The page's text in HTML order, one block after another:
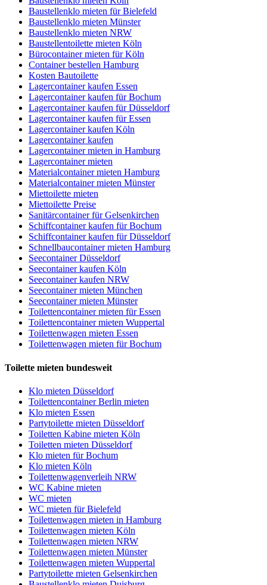
Baustellenklo mieten für Bielefeld
Baustellenklo mieten Münster
Baustellenklo mieten NRW
Baustellentoilette mieten Köln
Bürocontainer mieten für Köln
Container bestellen Hamburg
Kosten Bautoilette
Lagercontainer kaufen Essen
Lagercontainer kaufen für Bochum
Lagercontainer kaufen für Düsseldorf
Lagercontainer kaufen für Essen
Lagercontainer kaufen Köln
Lagercontainer kaufen
Lagercontainer mieten in Hamburg
Lagercontainer mieten
Materialcontainer mieten Hamburg
Materialcontainer mieten Münster
Miettoilette mieten
Miettoilette Preise
Sanitärcontainer für Gelsenkirchen
Schiffcontainer kaufen für Bochum
Schiffcontainer kaufen für Düsseldorf
Schnellbaucontainer mieten Hamburg
Seecontainer Düsseldorf
Seecontainer kaufen Köln
Seecontainer kaufen NRW
Seecontainer mieten München
Seecontainer mieten Münster
Toilettencontainer mieten für Essen
Toilettencontainer mieten Wuppertal
Toilettenwagen mieten Essen
Toilettenwagen mieten für Bochum
Toilette mieten bundesweit
Klo mieten Düsseldorf
Toilettencontainer Berlin mieten
Klo mieten Essen
Partytoilette mieten Düsseldorf
Toiletten Kabine mieten Köln
Toiletten mieten Düsseldorf
Klo mieten für Bochum
Klo mieten Köln
Toilettenwagenverleih NRW
WC Kabine mieten
WC mieten
WC mieten für Bielefeld
Toilettenwagen mieten in Hamburg
Toilettenwagen mieten Köln
Toilettenwagen mieten NRW
Toilettenwagen mieten Münster
Toilettenwagen mieten Wuppertal
Partytoilette mieten Gelsenkirchen